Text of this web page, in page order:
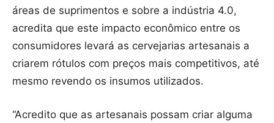
áreas de suprimentos e sobre a indústria 4.0,
acredita que este impacto econômico entre os
consumidores levará as cervejarias artesanais a
criarem rótulos com preços mais competitivos, até
mesmo revendo os insumos utilizados.
“Acredito que as artesanais possam criar alguma